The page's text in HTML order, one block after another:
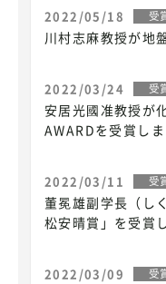
2022/05/18 受
川村志麻教授が地
2022/03/24 受
安居光國准教授が
AWARDを受賞し
2022/03/11 受
董冕雄副学長（し
松安晴賞」を受賞
2022/03/09 受